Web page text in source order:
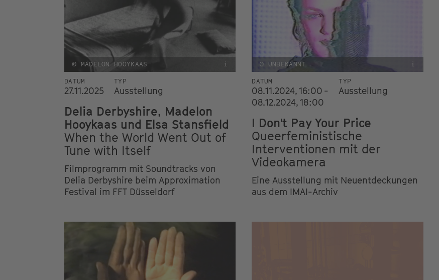
© MADELON HOOYKAAS i
DATUM
27.11.2025
TYP
Ausstellung
Delia Derbyshire, Madelon
Hooykaas und Elsa Stansfield
When the World Went Out of
Tune with Itself
Filmprogramm mit Soundtracks von
Delia Derbyshire beim Approximation
Festival im FFT Düsseldorf
© UNBEKANNT i
DATUM
08.11.2024, 16:00 -
08.12.2024, 18:00
TYP
Ausstellung
I Don't Pay Your Price
Queerfeministische
Interventionen mit der
Videokamera
Eine Ausstellung mit Neuentdeckungen
aus dem IMAI-Archiv